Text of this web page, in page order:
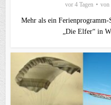
vor 4 Tagen von
Mehr als ein Ferienprogramm-
„Die Elfer“ in